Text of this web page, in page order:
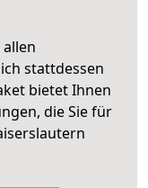
stattdessen
bietet Ihnen
die Sie für